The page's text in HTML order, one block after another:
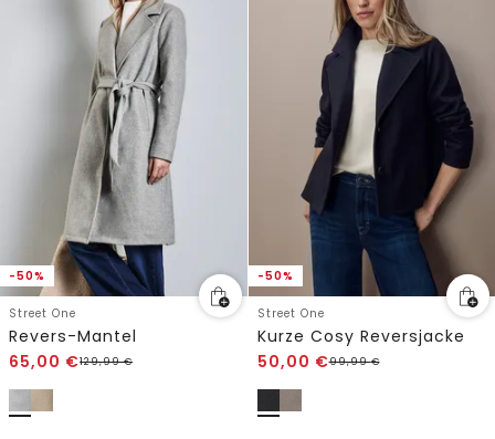
-50%
Street One
Revers-Mantel
65,00 €129,99€
-50%
Street One
Kurze Cosy Reversjacke
50,00 €99,99€